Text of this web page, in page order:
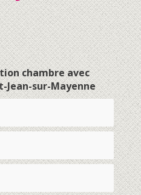
chambre avec
sur-Mayenne